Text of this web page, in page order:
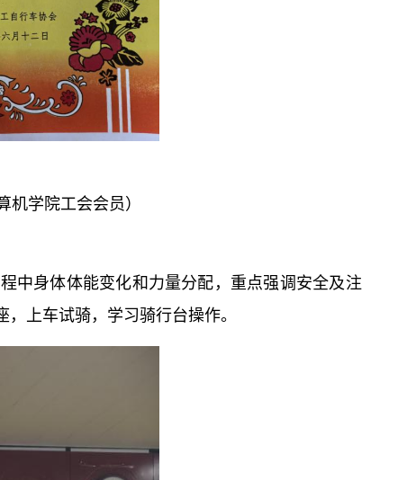
机学院工会会员）
身体体能变化和力量分配，重点强调安全及注
上车试骑，学习骑行台操作。